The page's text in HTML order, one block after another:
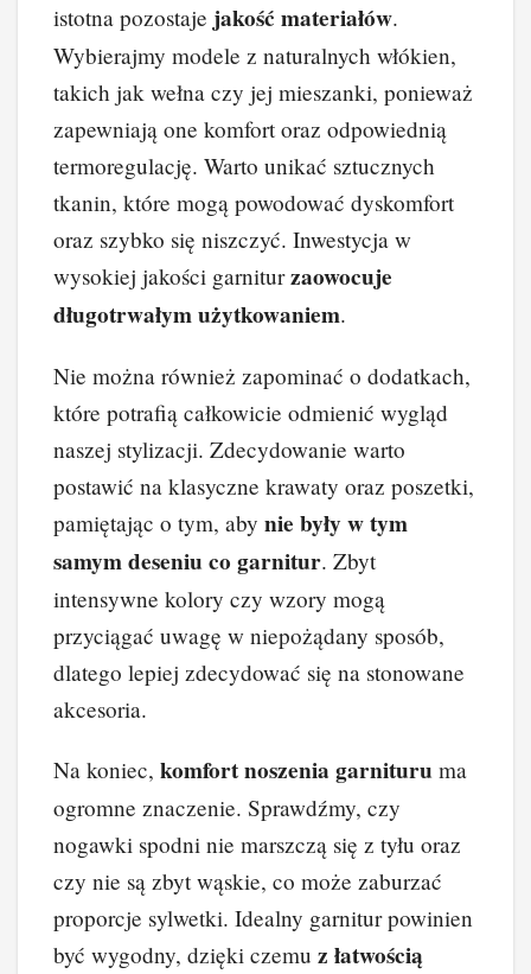
istotna pozostaje jakość materiałów.
Wybierajmy modele z naturalnych włókien,
takich jak wełna czy jej mieszanki, ponieważ
zapewniają one komfort oraz odpowiednią
termoregulację. Warto unikać sztucznych
tkanin, które mogą powodować dyskomfort
oraz szybko się niszczyć. Inwestycja w
wysokiej jakości garniturzaowocuje
długotrwałym użytkowaniem.
Nie można również zapominać o dodatkach,
które potrafią całkowicie odmienić wygląd
naszej stylizacji. Zdecydowanie warto
postawić na klasyczne krawaty oraz poszetki,
pamiętając o tym, aby nie były w tym
samym deseniu co garnitur. Zbyt
intensywne kolory czy wzory mogą
przyciągać uwagę w niepożądany sposób,
dlatego lepiej zdecydować się na stonowane
akcesoria.
Na koniec, komfort noszenia garnituru ma
ogromne znaczenie. Sprawdźmy, czy
nogawki spodni nie marszczą się z tyłu oraz
czy nie są zbyt wąskie, co może zaburzać
proporcje sylwetki. Idealny garnitur powinien
być wygodny, dzięki czemu z łatwością